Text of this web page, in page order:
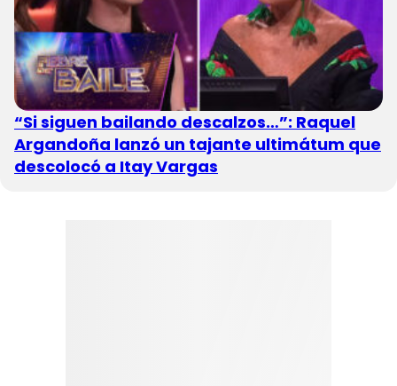
“Si siguen bailando descalzos…”: Raquel
Argandoña lanzó un tajante ultimátum que
descolocó a Itay Vargas